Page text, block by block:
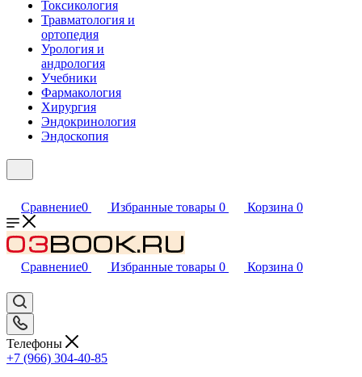
Токсикология
Травматология и
ортопедия
Урология и
андрология
Учебники
Фармакология
Хирургия
Эндокринология
Эндоскопия
Сравнение0 Избранные товары 0 Корзина 0
Сравнение0 Избранные товары 0 Корзина 0
Телефоны
+7 (966) 304-40-85